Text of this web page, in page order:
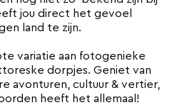
jou direct het gevoel
land te zijn.
variatie aan fotogenieke
dorpjes. Geniet van
avonturen, cultuur & vertier,
heeft het allemaal!